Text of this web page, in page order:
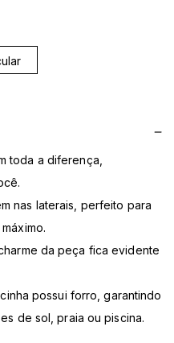
toda a diferença,
nas laterais, perfeito para
da peça fica evidente
possui forro, garantindo
de sol, praia ou piscina.